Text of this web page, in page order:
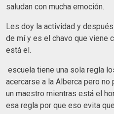
saludan con mucha emoción.
Les doy la actividad y
de mí y es el chavo que viene
está el.
escuela tiene una sola regla
acercarse a la Alberca pero no
un maestro mientras está el
esa regla por que eso evita